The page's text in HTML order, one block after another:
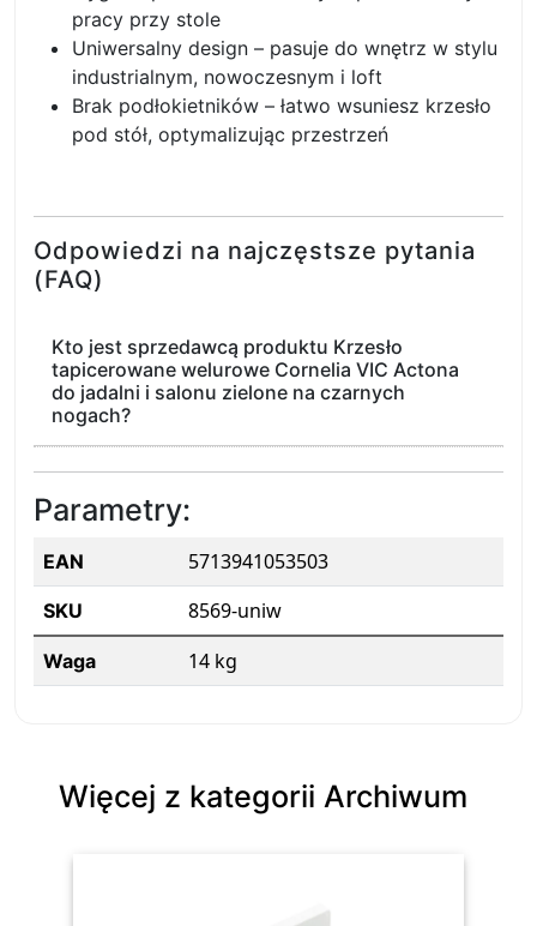
pracy przy stole
Uniwersalny design – pasuje do wnętrz w stylu
industrialnym, nowoczesnym i loft
Brak podłokietników – łatwo wsuniesz krzesło
pod stół, optymalizując przestrzeń
Odpowiedzi na najczęstsze pytania
(FAQ)
Kto jest sprzedawcą produktu Krzesło
tapicerowane welurowe Cornelia VIC Actona
do jadalni i salonu zielone na czarnych
nogach?
Parametry:
EAN 5713941053503
SKU 8569-uniw
Waga 14 kg
Więcej z kategorii Archiwum